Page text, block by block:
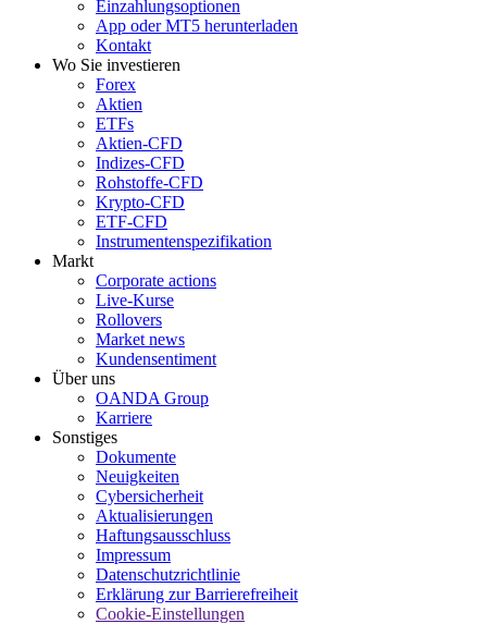
Einzahlungsoptionen
App oder MT5 herunterladen
Kontakt
Wo Sie investieren
Forex
Aktien
ETFs
Aktien-CFD
Indizes-CFD
Rohstoffe-CFD
Krypto-CFD
ETF-CFD
Instrumentenspezifikation
Markt
Corporate actions
Live-Kurse
Rollovers
Market news
Kundensentiment
Über uns
OANDA Group
Karriere
Sonstiges
Dokumente
Neuigkeiten
Cybersicherheit
Aktualisierungen
Haftungsausschluss
Impressum
Datenschutzrichtlinie
Erklärung zur Barrierefreiheit
Cookie-Einstellungen